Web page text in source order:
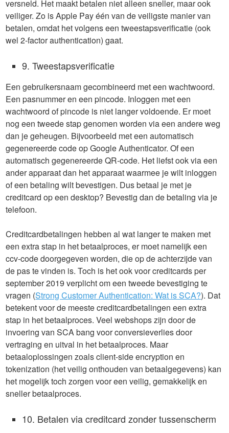
versneld. Het maakt betalen niet alleen sneller, maar ook
veiliger. Zo is Apple Pay één van de veiligste manier van
betalen, omdat het volgens een tweestapsverificatie (ook
wel 2-factor authentication) gaat.
9. Tweestapsverificatie
Een gebruikersnaam gecombineerd met een wachtwoord.
Een pasnummer en een pincode. Inloggen met een
wachtwoord of pincode is niet langer voldoende. Er moet
nog een tweede stap genomen worden via een andere weg
dan je geheugen. Bijvoorbeeld met een automatisch
gegenereerde code op Google Authenticator. Of een
automatisch gegenereerde QR-code. Het liefst ook via een
ander apparaat dan het apparaat waarmee je wilt inloggen
of een betaling wilt bevestigen. Dus betaal je met je
creditcard op een desktop? Bevestig dan de betaling via je
telefoon.
Creditcardbetalingen hebben al wat langer te maken met
een extra stap in het betaalproces, er moet namelijk een
ccv-code doorgegeven worden, die op de achterzijde van
de pas te vinden is. Toch is het ook voor creditcards per
september 2019 verplicht om een tweede bevestiging te
vragen (Strong Customer Authentication: Wat is SCA?). Dat
betekent voor de meeste creditcardbetalingen een extra
stap in het betaalproces. Veel webshops zijn door de
invoering van SCA bang voor conversieverlies door
vertraging en uitval in het betaalproces. Maar
betaaloplossingen zoals client-side encryption en
tokenization (het veilig onthouden van betaalgegevens) kan
het mogelijk toch zorgen voor een veilig, gemakkelijk en
sneller betaalproces.
10. Betalen via creditcard zonder tussenscherm